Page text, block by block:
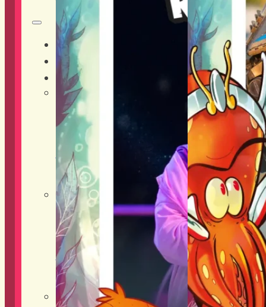
HOME
CHI SIAMO
DISTRETTI
Adventure District Live District
Musica Shopping District